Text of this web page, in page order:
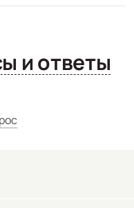
Вопросы и ответы